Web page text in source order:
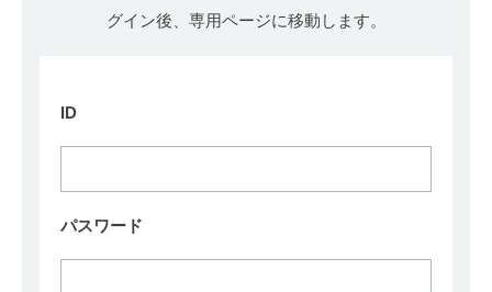
グイン後、専用ページに移動します。
ID
パスワード